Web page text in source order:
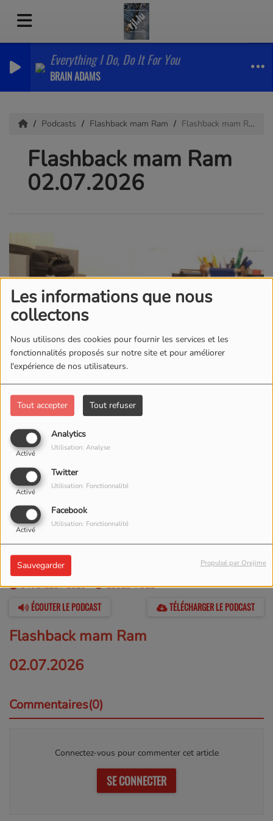
Les informations que nous
collectons
Nous utilisons des cookies pour fournir les services et les
fonctionnalités proposés sur notre site et pour améliorer
l'expérience de nos utilisateurs.
Tout accepter Tout refuser
Analytics
Activé
Utilisation: Analyse
Twitter
Activé
Utilisation: Fonctionnalité
Facebook
Activé
Utilisation: Fonctionnalité
Sauvegarder Propulsé par Orejime
Everything I Do, Do It For You
BRAIN ADAMS
Podcasts Flashback mam Ram Flashback mam Ram 02.07.2026
Flashback mam Ram
02.07.2026
04 JUILLET 2026 - 25528 VUES
ÉCOUTER LE PODCAST TÉLÉCHARGER LE PODCAST
Flashback mam Ram
02.07.2026
Commentaires(0)
Connectez-vous pour commenter cet article
SE CONNECTER